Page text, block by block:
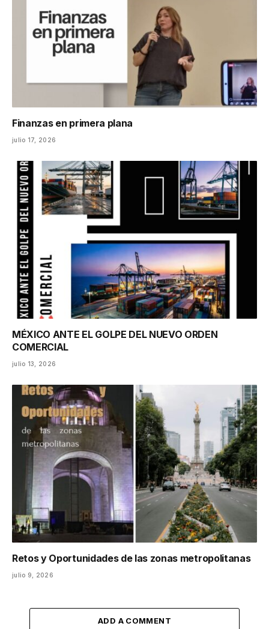
Finanzas en primera plana
julio 17, 2026
MÉXICO ANTE EL GOLPE DEL NUEVO ORDEN
COMERCIAL
julio 13, 2026
Retos y Oportunidades de las zonas metropolitanas
julio 9, 2026
ADD A COMMENT